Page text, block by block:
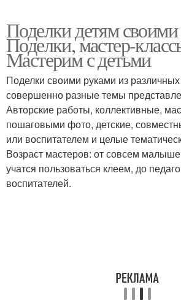
Поделки детям
Поделки, мастер-
Мастерим с детьми
Поделки своими руками из
совершенно разные темы
Авторские работы, коллективные,
пошаговыми фото, детские,
или воспитателем и целые
Возраст мастеров: от совсем
учатся пользоваться клеем, до
воспитателей.